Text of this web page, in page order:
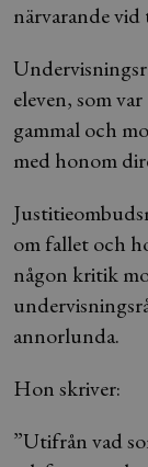
närvarande
eleven, som
gammal och
med honom
om fallet och
någon kritik
annorlunda.
Hon skriver:
”Utifrån vad